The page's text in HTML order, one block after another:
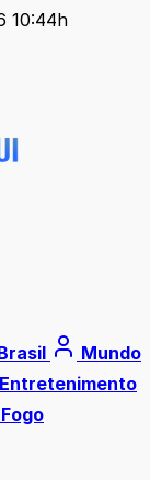
10:44h
Mundo
Entretenimento